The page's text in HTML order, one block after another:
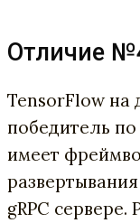
Отличие
TensorFlow
победитель
имеет
gRPC сервере.